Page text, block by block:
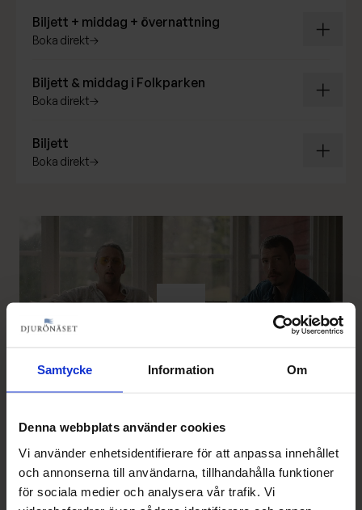
Samtycke Information Om
Denna webbplats använder cookies
Vi använder enhetsidentifierare för att anpassa innehållet
och annonserna till användarna, tillhandahålla funktioner
för sociala medier och analysera vår trafik. Vi
Biljett + middag + övernattning
boka direkt
Biljett & middag i Folkparken
boka direkt
Biljett
boka direkt